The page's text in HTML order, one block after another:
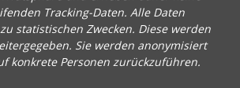
Tracking-Daten. Alle Daten
statistischen Zwecken. Diese werden
Sie werden anonymisiert
konkrete Personen zurückzuführen.